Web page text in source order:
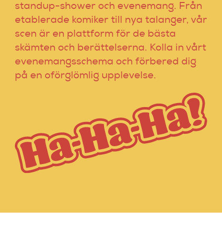
standup-shower och evenemang. Från
etablerade komiker till nya talanger, vår
scen är en plattform för de bästa
skämten och berättelserna. Kolla in vårt
evenemangsschema och förbered dig
på en oförglömlig upplevelse.